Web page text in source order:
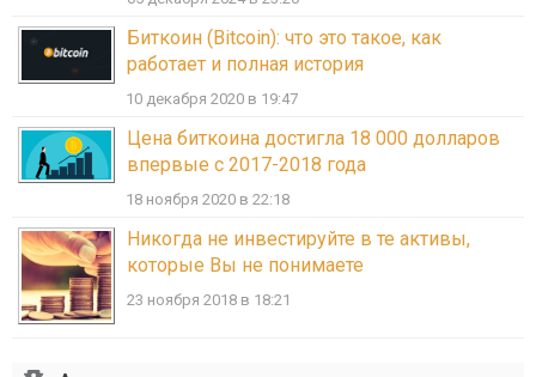
Биткоин (Bitcoin): что это такое, как
работает и полная история
10 декабря 2020 в 19:47
Цена биткоина достигла 18 000 долларов
впервые с 2017-2018 года
18 ноября 2020 в 22:18
Никогда не инвестируйте в те активы,
которые Вы не понимаете
23 ноября 2018 в 18:21